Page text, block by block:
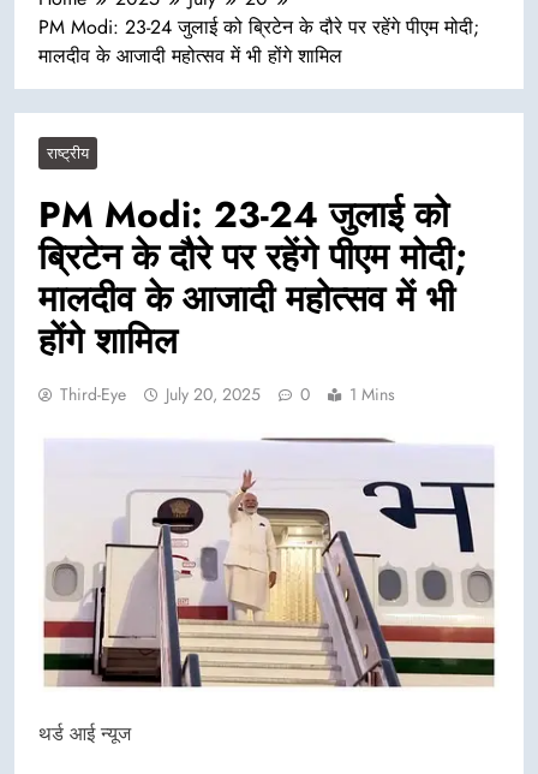
PM Modi: 23-24 जुलाई को ब्रिटेन के दौरे पर रहेंगे पीएम मोदी;
मालदीव के आजादी महोत्सव में भी होंगे शामिल
राष्ट्रीय
PM Modi: 23-24 जुलाई को
ब्रिटेन के दौरे पर रहेंगे पीएम मोदी;
मालदीव के आजादी महोत्सव में भी
होंगे शामिल
Third-Eye July 20, 2025 0 1 Mins
थर्ड आई न्यूज